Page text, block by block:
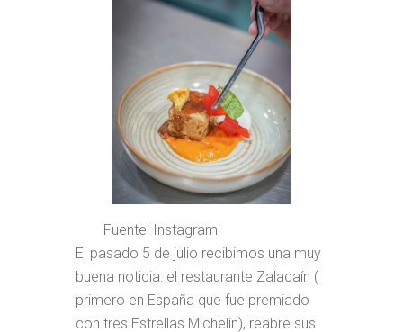
Fuente: Instagram
El pasado 5 de julio recibimos una muy
buena noticia: el restaurante Zalacaín (
primero en España que fue premiado
con tres Estrellas Michelin), reabre sus